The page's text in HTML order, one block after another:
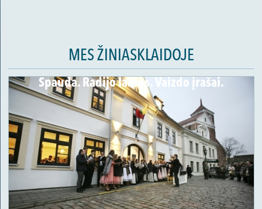
MES ŽINIASKLAIDOJE
Spauda. Radijo laidos. Vaizdo įrašai.